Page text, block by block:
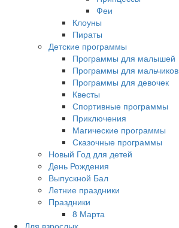
Феи
Клоуны
Пираты
Детские программы
Программы для малышей
Программы для мальчиков
Программы для девочек
Квесты
Спортивные программы
Приключения
Магические программы
Сказочные программы
Новый Год для детей
День Рождения
Выпускной Бал
Летние праздники
Праздники
8 Марта
Для взрослых